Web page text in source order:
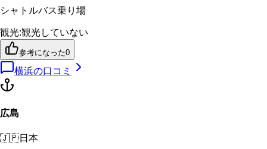
シャトルバス乗り場
観光:観光していない
参考になった0
横浜の口コミ
広島
🇯🇵日本